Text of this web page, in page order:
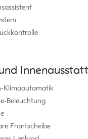
Klimaautomatik
Beleuchtung
Frontscheibe